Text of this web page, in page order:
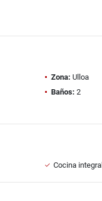
Zona: Ulloa
Baños: 2
Cocina integral